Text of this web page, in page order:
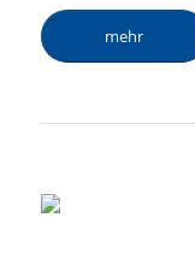
mehr